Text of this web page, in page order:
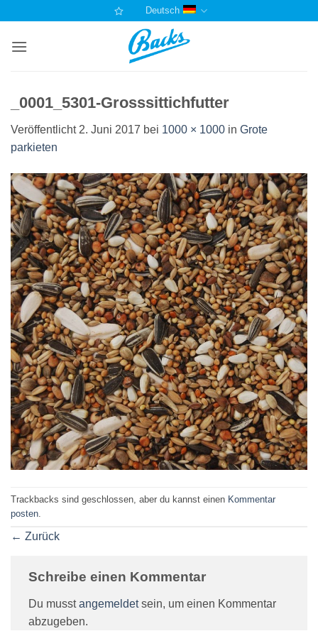
springen
Deutsch
_0001_5301-Grosssittichfutter
Veröffentlicht 2. Juni 2017 bei 1000 × 1000 in Grote
parkieten
Trackbacks sind geschlossen, aber du kannst einen Kommentar
posten
← Zurück
Schreibe einen Kommentar
Du musstangemeldetsein, um einen Kommentar
abzugeben.